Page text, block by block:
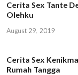
Cerita Sex Tante
Olehku
August 29, 2019
Cerita Sex
Rumah Tangga